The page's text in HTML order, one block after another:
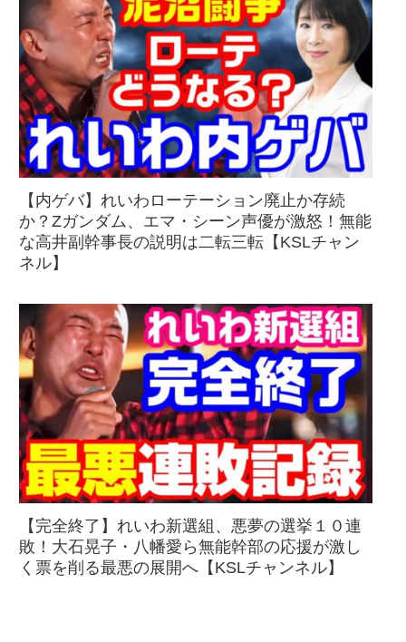
【内ゲバ】れいわローテーション廃止か存続
か？Zガンダム、エマ・シーン声優が激怒！無能
な高井副幹事長の説明は二転三転【KSLチャン
ネル】
【完全終了】れいわ新選組、悪夢の選挙１０連
敗！大石晃子・八幡愛ら無能幹部の応援が激し
く票を削る最悪の展開へ【KSLチャンネル】